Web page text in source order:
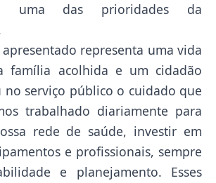
uma das prioridades da
apresentado representa uma vida
família acolhida e um cidadão
no serviço público o cuidado que
trabalhado diariamente para
rede de saúde, investir em
e profissionais, sempre
e planejamento. Esses